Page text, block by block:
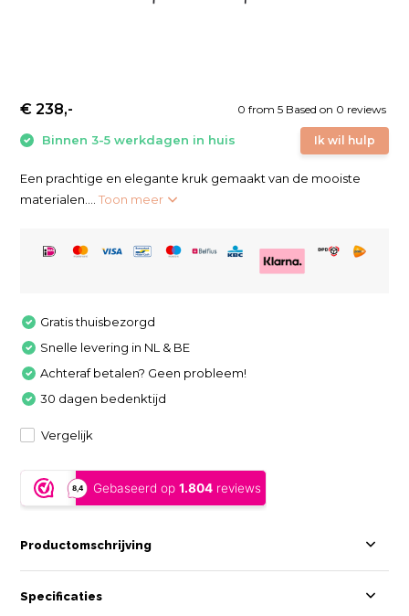
0 from 5 Based on 0 reviews
Ik wil hulp
€ 238,-
Binnen 3-5 werkdagen in huis
Een prachtige en elegante kruk gemaakt van de mooiste
materialen....Toon meer
Gratis thuisbezorgd
Snelle levering in NL & BE
Achteraf betalen? Geen probleem!
30 dagen bedenktijd
Vergelijk
Productomschrijving
Specificaties